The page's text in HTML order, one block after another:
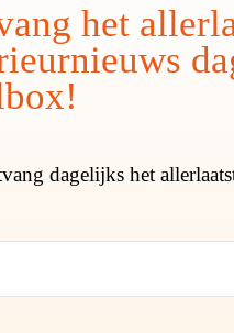
het
dagelijks het